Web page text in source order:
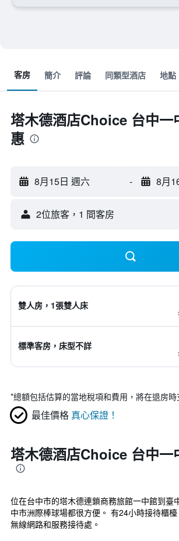
客房 簡介 評論 同類型酒店 地點
塔木德酒店Choice 台中一
惠
8月15日 週六 - 8月
2位旅客，1 間客房
雙人房，1張雙人床
標準客房，床型不詳
*總額包括估算的當地稅項和費用，將在退房時
最佳價格 真心保證！
塔木德酒店Choice 台中一
位在台中市的塔木德連鎖商務旅館一中館到臺
中市洲際棒球場都很方便。 有24小時接待櫃
無線網路和服務接待處。